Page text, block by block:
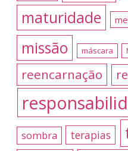
maturidade
missão máscara
reencarnação
sombra terapias